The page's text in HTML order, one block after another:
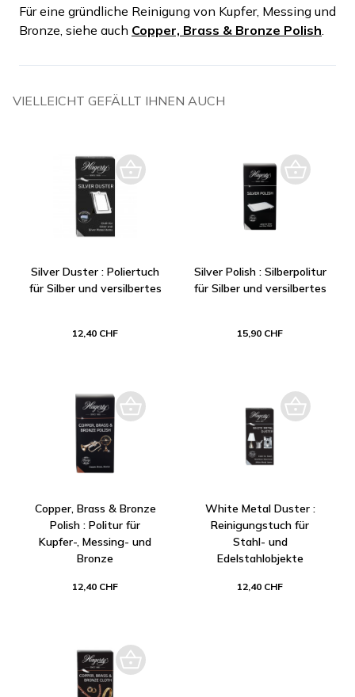
Für eine gründliche Reinigung von Kupfer, Messing und
Bronze, siehe auch Copper, Brass & Bronze Polish
VIELLEICHT GEFÄLLT IHNEN AUCH
Silver Duster : Poliertuch
für Silber und versilbertes
12,40 CHF
Silver Polish : Silberpolitur
für Silber und versilbertes
15,90 CHF
Copper, Brass & Bronze
Polish : Politur für
Kupfer-, Messing- und
Bronze
12,40 CHF
White Metal Duster :
Reinigungstuch für
Stahl- und
Edelstahlobjekte
12,40 CHF